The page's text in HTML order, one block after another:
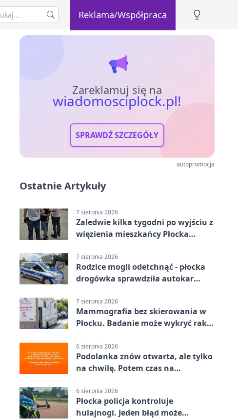
Reklama/Współpraca
Zareklamuj się na
wiadomosciplock.pl!
SPRAWDŹ SZCZEGÓŁY
autopromocja
Ostatnie Artykuły
7 sierpnia 2026
Zaledwie kilka tygodni po wyjściu z
więzienia mieszkańcy Płocka
7 sierpnia 2026
Rodzice mogli odetchnąć - płocka
drogówka sprawdziła autokar
7 sierpnia 2026
Mammografia bez skierowania w
Płocku. Badanie może wykryć raka,
6 sierpnia 2026
Podolanka znów otwarta, ale tylko
na chwilę. Potem czas na
6 sierpnia 2026
Płocka policja kontroluje
hulajnogi. Jeden błąd może